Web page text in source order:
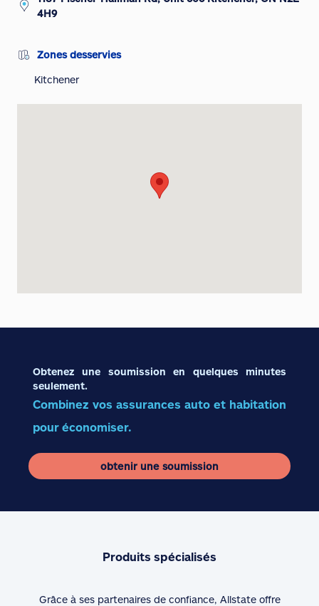
4H9
Zones desservies
Kitchener
Obtenez une soumission en quelques minutes
seulement.
Combinez vos assurances auto et habitation
pour économiser.
obtenir une soumission
Produits spécialisés
Grâce à ses partenaires de confiance, Allstate offre